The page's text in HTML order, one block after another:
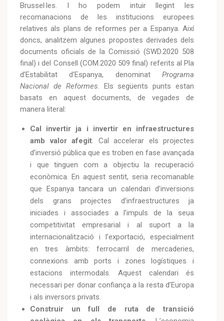
Brussel·les. I ho podem intuir llegint les
recomanacions de les institucions europees
relatives als plans de reformes per a Espanya. Així
doncs, analitzem algunes propostes derivades dels
documents oficials de la Comissió (SWD.2020 508
final) i del Consell (COM.2020 509 final) referits al Pla
d’Estabilitat d’Espanya, denominat Programa
Nacional de Reformes. Els següents punts estan
basats en aquest documents, de vegades de
manera literal:
Cal invertir ja i invertir en infraestructures
amb valor afegit. Cal accelerar els projectes
d’inversió pública que es troben en fase avançada
i que tinguen com a objectiu la recuperació
econòmica. En aquest sentit, seria recomanable
que Espanya tancara un calendari d’inversions
dels grans projectes d’infraestructures ja
iniciades i associades a l’impuls de la seua
competitivitat empresarial i al suport a la
internacionalització i l’exportació, especialment
en tres àmbits: ferrocarril de mercaderies,
connexions amb ports i zones logístiques i
estacions intermodals. Aquest calendari és
necessari per donar confiança a la resta d’Europa
i als inversors privats.
Construir un full de ruta de transició